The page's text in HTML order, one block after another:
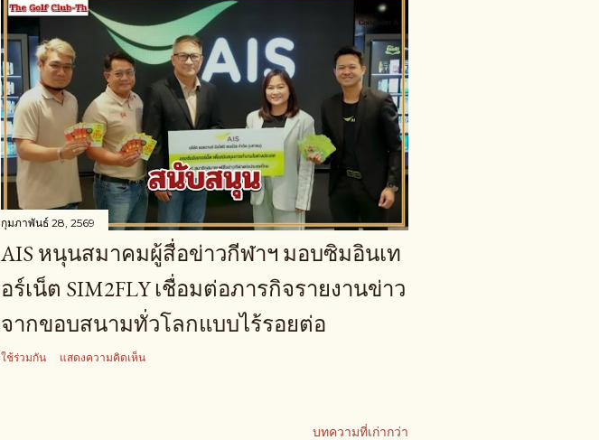
กุมภาพันธ์ 28, 2569
AIS หนุนสมาคมผู้สื่อข่าวกีฬาฯ มอบซิมอินเท
อร์เน็ต SIM2FLY เชื่อมต่อภารกิจรายงานข่าว
จากขอบสนามทั่วโลกแบบไร้รอยต่อ
ใช้ร่วมกัน แสดงความคิดเห็น
บทความที่เก่ากว่า